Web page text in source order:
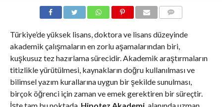
Türkiye’de yüksek lisans, doktora ve lisans düzeyinde
akademik çalışmaların en zorlu aşamalarından biri,
kuşkusuz tez hazırlama sürecidir. Akademik araştırmaların
titizlikle yürütülmesi, kaynakların doğru kullanılması ve
bilimsel yazım kurallarına uygun bir şekilde sunulması,
birçok öğrenci için zaman ve emek gerektiren bir süreçtir.